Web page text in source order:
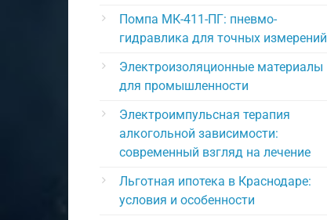
Помпа МК-411-ПГ: пневмо-
гидравлика для точных измерений
Электроизоляционные материалы
для промышленности
Электроимпульсная терапия
алкогольной зависимости:
современный взгляд на лечение
Льготная ипотека в Краснодаре:
условия и особенности